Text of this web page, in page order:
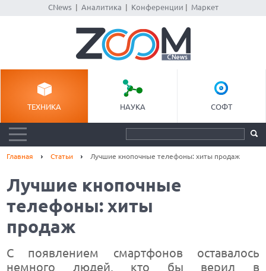
CNews| Аналитика Конференции Маркет
ТЕХНИКА НАУКА СОФТ
Главная Статьи Лучшие кнопочные телефоны: хиты продаж
Лучшие кнопочные
телефоны: хиты
продаж
С появлением смартфонов оставалось
немного людей, кто бы верил в